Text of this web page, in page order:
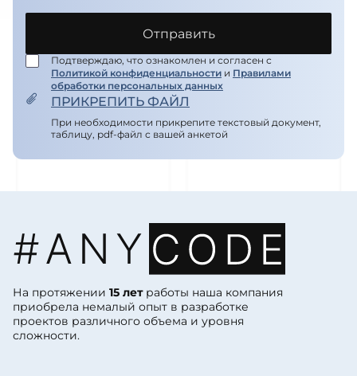
Отправить
Подтверждаю, что ознакомлен и согласен с
Политикой конфиденциальности и Правилами
обработки персональных данных
ПРИКРЕПИТЬ ФАЙЛ
При необходимости прикрепите текстовый документ,
таблицу, pdf-файл с вашей анкетой
На протяжении 15 лет работы наша компания
приобрела немалый опыт в разработке
проектов различного объема и уровня
сложности.